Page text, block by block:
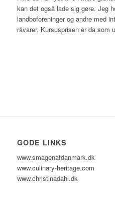
kan det også lade sig gøre. Jeg
landboforeninger og andre med
råvarer. Kursusprisen er da som
GODE LINKS
www.smagenafdanmark.dk
www.culinary-heritage.com
www.christinadahl.dk